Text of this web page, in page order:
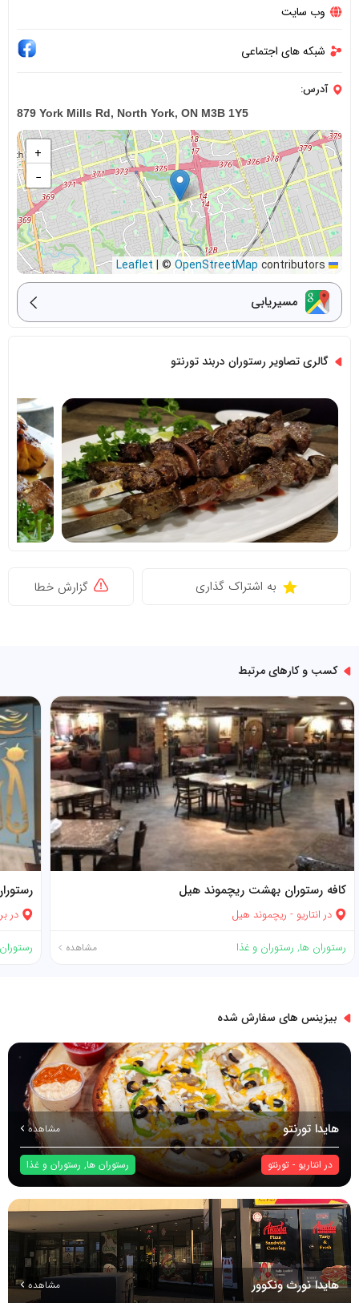
وب سایت
شبکه های اجتماعی
آدرس:
879 York Mills Rd, North York, ON M3B 1Y5
+
−
| © OpenStreetMap contributors
مسیریابی
گالری تصاویر رستوران دربند تورنتو
به اشتراک گذاری گزارش خطا
کسب و کارهای مرتبط
کافه رستوران بهشت ریچموند هیل
در انتاریو - ریچموند هیل
رستوران ها, رستوران و غذا مشاهده
در
بیزینس های سفارش شده
هایدا تورنتو مشاهده
در انتاریو - تورنتو رستوران ها, رستوران و غذا
هایدا نورث ونکوور مشاهده